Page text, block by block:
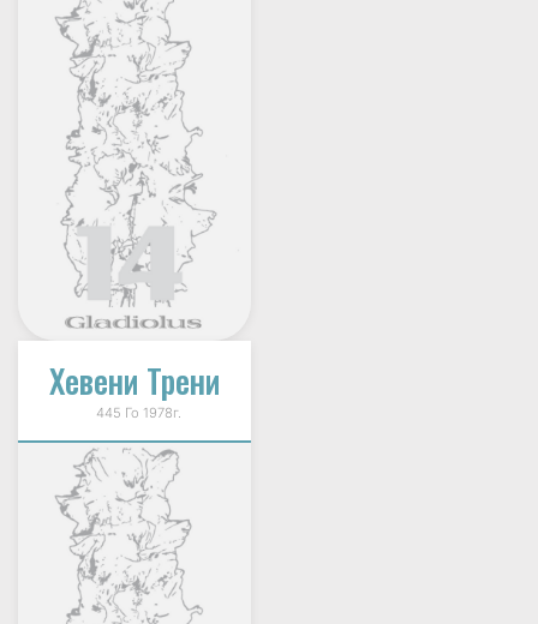
Хевени Трени
445 Го 1978г.